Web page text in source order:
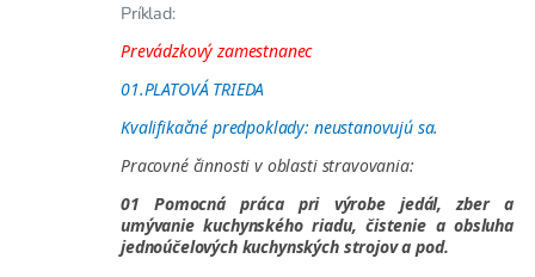
Príklad:
Prevádzkový zamestnanec
01.PLATOVÁ TRIEDA
Kvalifikačné predpoklady: neustanovujú sa.
Pracovné činnosti v oblasti stravovania:
01 Pomocná práca pri výrobe jedál, zber a
umývanie kuchynského riadu, čistenie a obsluha
jednoúčelových kuchynských strojov a pod.